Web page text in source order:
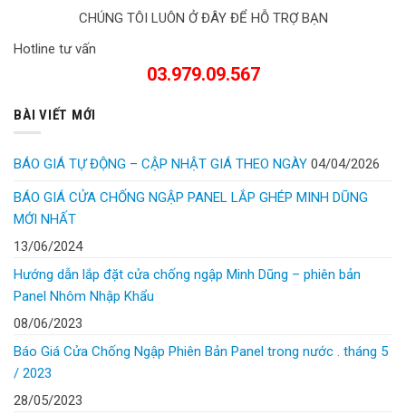
CHÚNG TÔI LUÔN Ở ĐÂY ĐỂ HỖ TRỢ BẠN
Hotline tư vấn
03.979.09.567
BÀI VIẾT MỚI
BÁO GIÁ TỰ ĐỘNG – CẬP NHẬT GIÁ THEO NGÀY 04/04/2026
BÁO GIÁ CỬA CHỐNG NGẬP PANEL LẮP GHÉP MINH DŨNG
MỚI NHẤT
13/06/2024
Hướng dẫn lắp đặt cửa chống ngập Minh Dũng – phiên bản
Panel Nhôm Nhập Khẩu
08/06/2023
Báo Giá Cửa Chống Ngập Phiên Bản Panel trong nước . tháng 5
/ 2023
28/05/2023